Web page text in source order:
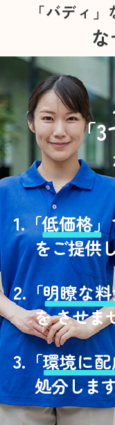
「バディ
「3
1.「低価格」
をご提供
2.「明瞭な
を させま
3. 「環境に配
処分しま